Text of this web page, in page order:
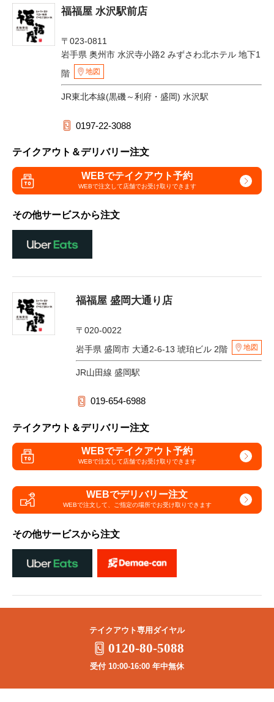
福福屋 水沢駅前店
〒023-0811
岩手県 奥州市 水沢寺小路2 みずさわ北ホテル 地下1
階
地図
JR東北本線(黒磯～利府・盛岡) 水沢駅
0197-22-3088
テイクアウト＆デリバリー注文
WEBでテイクアウト予約
WEBで注文して店舗でお受け取りできます
その他サービスから注文
福福屋 盛岡大通り店
〒020-0022
岩手県 盛岡市 大通2-6-13 琥珀ビル 2階
地図
JR山田線 盛岡駅
019-654-6988
テイクアウト＆デリバリー注文
WEBでテイクアウト予約
WEBで注文して店舗でお受け取りできます
WEBでデリバリー注文
WEBで注文して、 ご指定の場所でお受け取りできます
その他サービスから注文
テイクアウト専用ダイヤル
0120-80-5088
受付 10:00-16:00 年中無休